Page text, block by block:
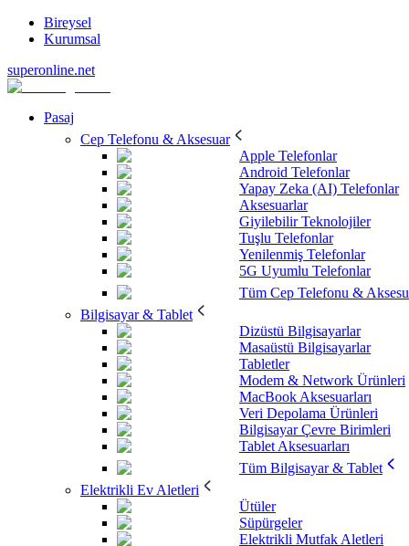
Bireysel
Kurumsal
superonline.net
Pasaj
Cep Telefonu & Aksesuar
Apple Telefonlar
Android Telefonlar
Yapay Zeka (AI) Telefonlar
Aksesuarlar
Giyilebilir Teknolojiler
Tuşlu Telefonlar
Yenilenmiş Telefonlar
5G Uyumlu Telefonlar
Tüm Cep Telefonu &
Bilgisayar & Tablet
Dizüstü Bilgisayarlar
Masaüstü Bilgisayarlar
Tabletler
Modem & Network Ürünleri
MacBook Aksesuarları
Veri Depolama Ürünleri
Bilgisayar Çevre Birimleri
Tablet Aksesuarları
Tüm Bilgisayar & Tablet
Elektrikli Ev Aletleri
Ütüler
Süpürgeler
Elektrikli Mutfak Aletleri